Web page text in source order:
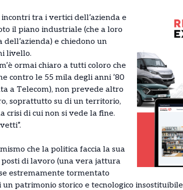
tra i vertici dell’azienda e
il piano industriale (che a loro
e chiedono un
livello.
ormai chiaro a tutti coloro che
contro le 55 mila degli anni ’80
a Telecom), non prevede altro
soprattutto su di un territorio,
crisi di cui non si vede la fine.
che la politica faccia la sua
di lavoro (una vera jattura
estremamente tormentato
un patrimonio storico e tecnologico